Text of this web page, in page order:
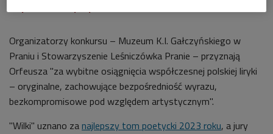
Organizatorzy konkursu – Muzeum K.I. Gałczyńskiego w
Praniu i Stowarzyszenie Leśniczówka Pranie – przyznają
Orfeusza "za wybitne osiągnięcia współczesnej polskiej liryki
– oryginalne, zachowujące bezpośredniość wyrazu,
bezkompromisowe pod względem artystycznym".
"Wilki" uznano zanajlepszy tom poetycki 2023 roku, a jury